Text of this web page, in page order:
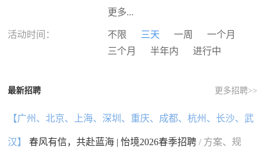
安徽
广东
广西
海南 重庆
四川
国外
更多...
活动时间： 不限 三天 一周
一个月
三个月
半年内 进行中
最新招聘 更多招聘>>
【广州、北京、上海、深圳、重庆、成都、杭州、长沙、武
汉】 春风有信，共赴蓝海 | 怡境2026春季招聘/ 方案、规